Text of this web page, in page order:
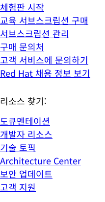
체험판 시작
교육 서브스크립션 구매
서브스크립션 관리
구매 문의처
고객 서비스에 문의하기
Red Hat 채용 정보 보기
리소스 찾기:
도큐멘테이션
개발자 리소스
기술 토픽
Architecture Center
보안 업데이트
고객 지원